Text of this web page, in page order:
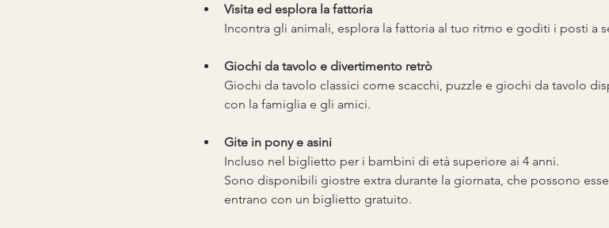
Visita ed esplora la fattoria
Incontra gli animali, esplora la fattoria al tuo ritmo e goditi i posti a
Giochi da tavolo e divertimento retrò
Giochi da tavolo classici come scacchi, puzzle e giochi da tavolo
con la famiglia e gli amici.
Gite in pony e asini
Incluso nel biglietto per i bambini di età superiore ai 4 anni.
Sono disponibili giostre extra durante la giornata, che possono
entrano con un biglietto gratuito.